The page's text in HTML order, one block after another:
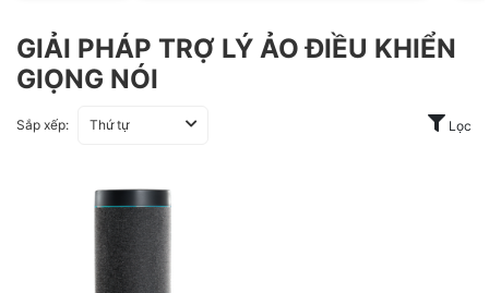
GIẢI PHÁP TRỢ LÝ ẢO ĐIỀU KHIỂN
GIỌNG NÓI
Sắp xếp: Thứ tự Lọc